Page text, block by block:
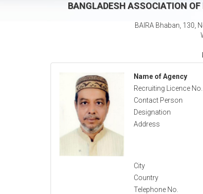
BANGLADESH ASSOCIATION
BAIRA Bhaban, 130,
Name of Agency
Recruiting Licence No.
Contact Person
Designation
Address
City
Country
Telephone No.